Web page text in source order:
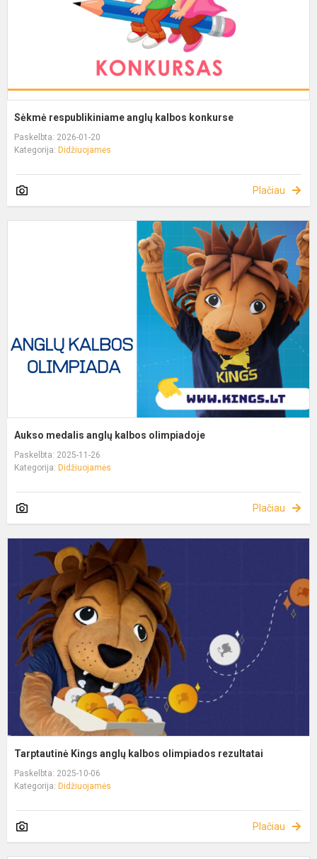
Sėkmė respublikiniame anglų kalbos konkurse
Paskelbta: 2026-01-20
Kategorija: Didžiuojamės
Plačiau
Aukso medalis anglų kalbos olimpiadoje
Paskelbta: 2025-11-26
Kategorija: Didžiuojamės
Plačiau
Tarptautinė Kings anglų kalbos olimpiados rezultatai
Paskelbta: 2025-10-06
Kategorija: Didžiuojamės
Plačiau